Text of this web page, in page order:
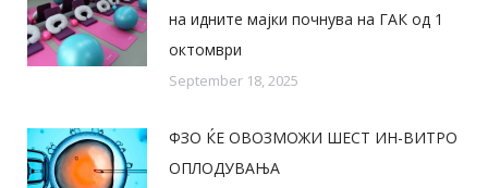
на идните мајки почнува на ГАК од 1
октомври
September 18, 2025
ФЗО ЌЕ ОВОЗМОЖИ ШЕСТ ИН-ВИТРО
ОПЛОДУВАЊА